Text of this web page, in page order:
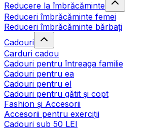
Reducere la îmbrăcăminte
Reduceri îmbrăcăminte femei
Reduceri îmbrăcăminte bărbați
Cadouri
Carduri cadou
Cadouri pentru întreaga familie
Cadouri pentru ea
Cadouri pentru el
Cadouri pentru gătit și copt
Fashion și Accesorii
Accesorii pentru exerciții
Cadouri sub 50 LEI